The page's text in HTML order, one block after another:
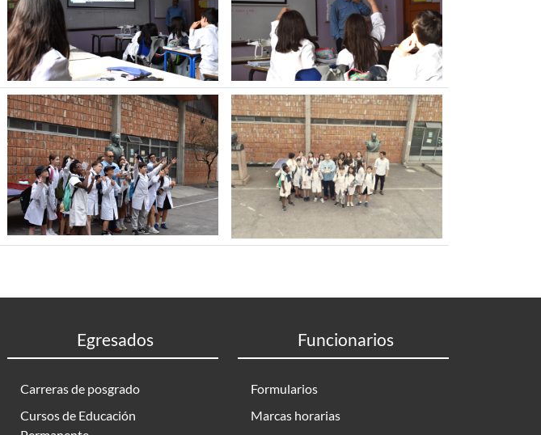
Egresados
Carreras de posgrado
Cursos de Educación
Funcionarios
Formularios
Marcas horarias